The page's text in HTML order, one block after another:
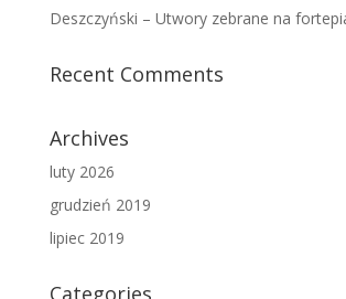
Deszczyński – Utwory zebrane na
Recent Comments
Archives
luty 2026
grudzień 2019
lipiec 2019
Categories